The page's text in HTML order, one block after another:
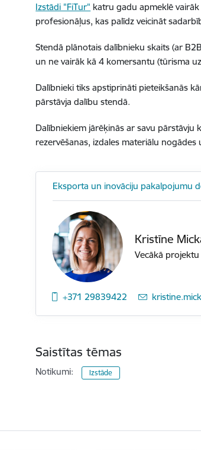
Izstādi "FiTur" katru gadu apmeklē
profesionāļus, kas palīdz veicināt
Stendā plānotais dalībnieku skaits (ar
un ne vairāk kā 4 komersantu (tūrisma
Dalībnieki tiks apstiprināti pieteikšanās
pārstāvja dalību stendā.
Dalībniekiem jārēķinās ar savu
rezervēšanas, izdales materiālu
Eksporta un inovāciju pakalpojumu
Kristīne
Vecākā projektu
+371 29839422 E-pasts:
Saistītas tēmas
Notikumi: Izstāde